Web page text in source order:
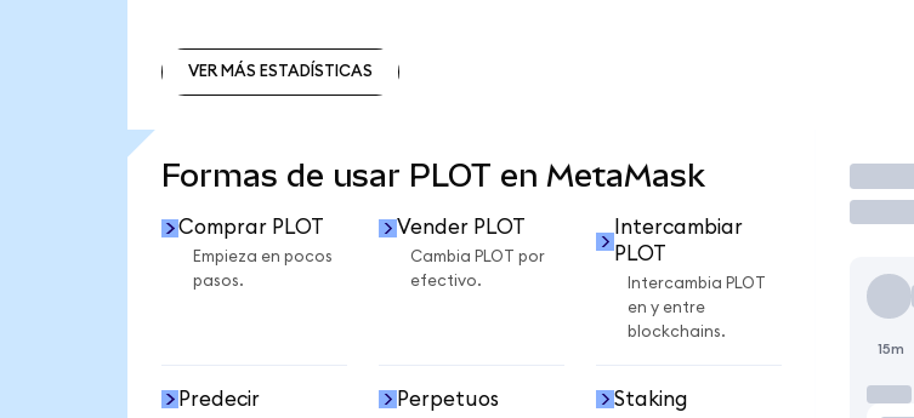
VER MÁS ESTADÍSTICAS
Formas de usar PLOT en MetaMask
Comprar PLOT
Empieza en pocos
pasos.
Vender PLOT
Cambia PLOT por
efectivo.
Intercambiar
PLOT
Intercambia PLOT
en y entre
blockchains.
Predecir Perpetuos Staking
15m